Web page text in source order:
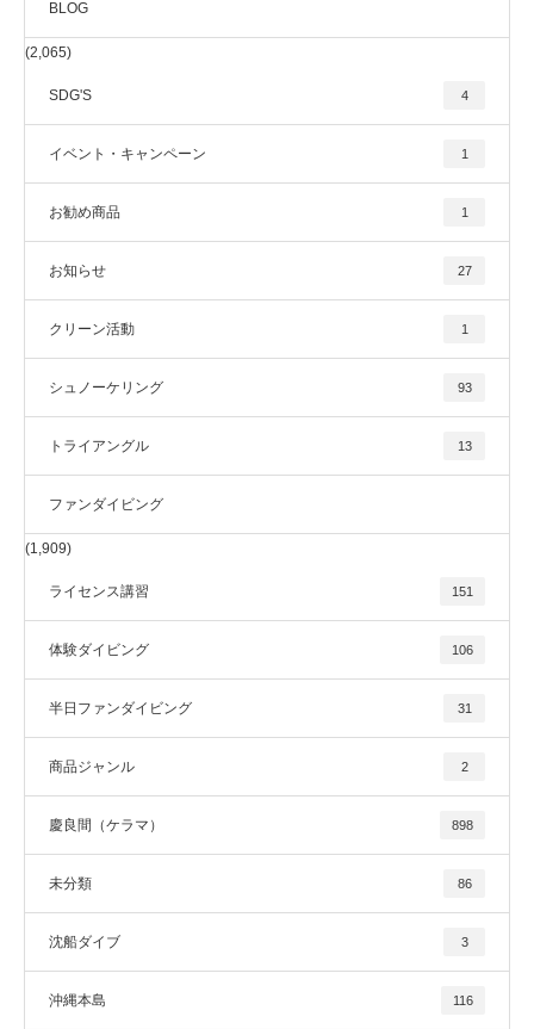
BLOG
(2,065)
SDG'S 4
イベント・キャンペーン 1
お勧め商品 1
お知らせ 27
クリーン活動 1
シュノーケリング 93
トライアングル 13
ファンダイビング
(1,909)
ライセンス講習 151
体験ダイビング 106
半日ファンダイビング 31
商品ジャンル 2
慶良間（ケラマ） 898
未分類 86
沈船ダイブ 3
沖縄本島 116